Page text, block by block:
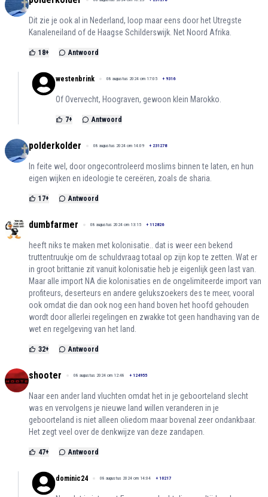
Dit zie je ook al in Nederland, loop maar eens door het Utregste
Kanaleneiland of de Haagse Schilderswijk. Net Noord Afrika.
18+ Antwoord
westenbrink 08 augustus 2024 om 17:05 + 9316
Of Overvecht, Hoograven, gewoon klein Marokko.
7+ Antwoord
polderkolder 08 augustus 2024 om 14:09 + 231278
In feite wel, door ongecontroleerd moslims binnen te laten, en hun
eigen wijken en ideologie te cereëren, zoals de sharia.
17+ Antwoord
dumbfarmer 08 augustus 2024 om 13:15 + 112826
heeft niks te maken met kolonisatie.. dat is weer een bekend
truttentruukje om de schuldvraag totaal op zijn kop te zetten. Wat er
in groot brittanie zit vanuit kolonisatie heb je eigenlijk geen last van.
Maar alle import NA die kolonisaties en de ongelimiteerde import van
profiteurs, deserteurs en andere gelukszoekers des te meer, vooral
ook omdat die dan ook nog een hand boven het hoofd gehouden
wordt door allerlei regelingen en zwakke tot geen handhaving van de
wet en regelgeving van het land.
32+ Antwoord
shooter 08 augustus 2024 om 12:48 + 124955
Naar een ander land vluchten omdat het in je geboorteland slecht
was en vervolgens je nieuwe land willen veranderen in je
geboorteland is niet alleen oliedom maar bovenal zeer ondankbaar.
Het zegt veel over de denkwijze van deze zandapen.
47+ Antwoord
dominic24 08 augustus 2024 om 14:04 + 10217